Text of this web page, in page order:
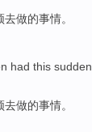
去做的事情。
had this sudden
去做的事情。